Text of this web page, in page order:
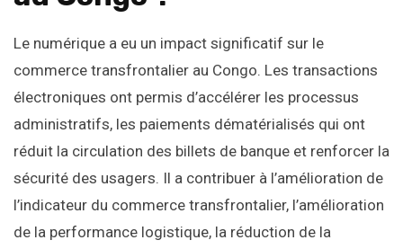
Le numérique a eu un impact significatif sur le
commerce transfrontalier au Congo. Les transactions
électroniques ont permis d’accélérer les processus
administratifs, les paiements dématérialisés qui ont
réduit la circulation des billets de banque et renforcer la
sécurité des usagers. Il a contribuer à l’amélioration de
l’indicateur du commerce transfrontalier, l’amélioration
de la performance logistique, la réduction de la